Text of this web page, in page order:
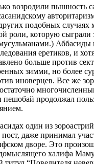
возродили пышность
подобных случаях
роли, которую сыграли
Аббасиды
еретиков, и
больше против
зимми, но более
иноверцев. Все же
пешобай продолжал
один из
даже принимал
дворе. Это
халифа